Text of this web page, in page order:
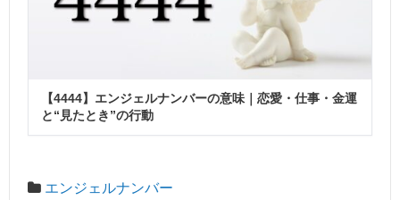
【4444】エンジェルナンバーの意味｜恋愛・仕事・金運
と“見たとき”の行動
エンジェルナンバー